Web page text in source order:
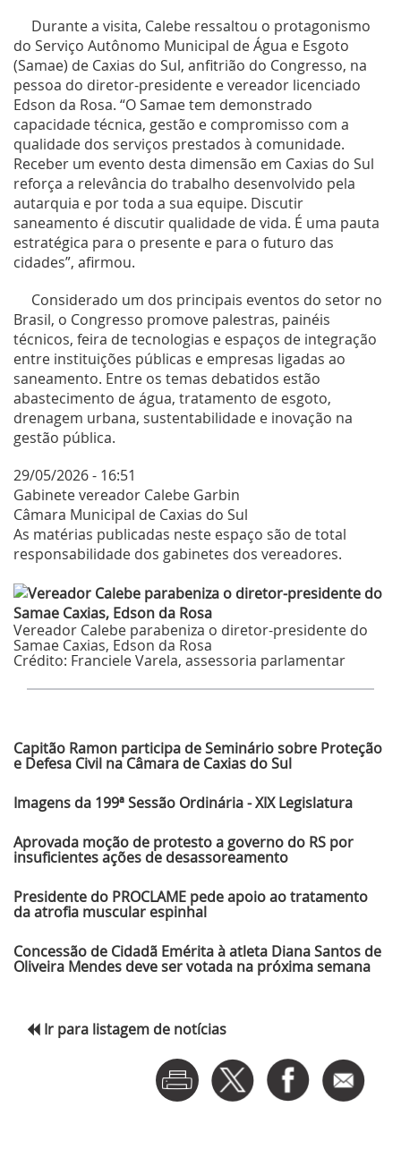
Durante a visita, Calebe ressaltou o protagonismo
do Serviço Autônomo Municipal de Água e Esgoto
(Samae) de Caxias do Sul, anfitrião do Congresso, na
pessoa do diretor-presidente e vereador licenciado
Edson da Rosa. “O Samae tem demonstrado
capacidade técnica, gestão e compromisso com a
qualidade dos serviços prestados à comunidade.
Receber um evento desta dimensão em Caxias do Sul
reforça a relevância do trabalho desenvolvido pela
autarquia e por toda a sua equipe. Discutir
saneamento é discutir qualidade de vida. É uma pauta
estratégica para o presente e para o futuro das
cidades”, afirmou.
Considerado um dos principais eventos do setor no
Brasil, o Congresso promove palestras, painéis
técnicos, feira de tecnologias e espaços de integração
entre instituições públicas e empresas ligadas ao
saneamento. Entre os temas debatidos estão
abastecimento de água, tratamento de esgoto,
drenagem urbana, sustentabilidade e inovação na
gestão pública.
29/05/2026 - 16:51
Gabinete vereador Calebe Garbin
Câmara Municipal de Caxias do Sul
As matérias publicadas neste espaço são de total
responsabilidade dos gabinetes dos vereadores.
Vereador Calebe parabeniza o diretor-presidente do
Samae Caxias, Edson da Rosa
Crédito: Franciele Varela, assessoria parlamentar
Capitão Ramon participa de Seminário sobre Proteção
e Defesa Civil na Câmara de Caxias do Sul
Imagens da 199ª Sessão Ordinária - XIX Legislatura
Aprovada moção de protesto a governo do RS por
insuficientes ações de desassoreamento
Presidente do PROCLAME pede apoio ao tratamento
da atrofia muscular espinhal
Concessão de Cidadã Emérita à atleta Diana Santos de
Oliveira Mendes deve ser votada na próxima semana
Ir para listagem de notícias